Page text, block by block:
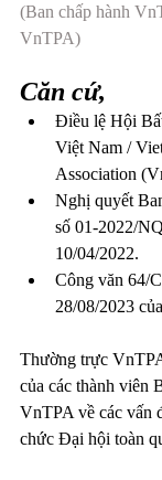
(Ban chấp hành
VnTPA)
Căn cứ,
Điều lệ Hội
Việt Nam /
Association
Nghị quyết
số 01-2022/
10/04/2022.
Công văn 64/
28/08/2023
Thường trực
của các thành viên
VnTPA về các vấn
chức Đại hội toàn